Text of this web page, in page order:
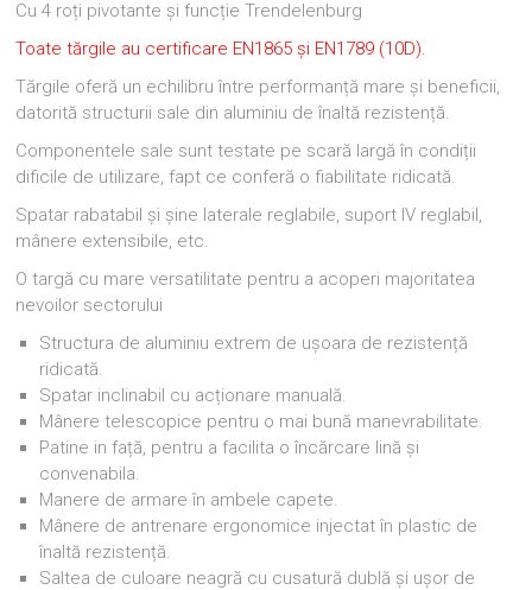
Cu 4 roți pivotante și funcție Trendelenburg
Toate tărgile au certificare EN1865 și EN1789 (10D).
Tărgile oferă un echilibru între performanță mare și beneficii,
datorită structurii sale din aluminiu de înaltă rezistență.
Componentele sale sunt testate pe scară largă în condiții
dificile de utilizare, fapt ce conferă o fiabilitate ridicată.
Spatar rabatabil și șine laterale reglabile, suport IV reglabil,
mânere extensibile, etc.
O targă cu mare versatilitate pentru a acoperi majoritatea
nevoilor sectorului
Structura de aluminiu extrem de ușoara de rezistență
ridicată.
Spatar inclinabil cu acționare manuală.
Mânere telescopice pentru o mai bună manevrabilitate.
Patine in față, pentru a facilita o încărcare lină și
convenabila.
Manere de armare în ambele capete.
Mânere de antrenare ergonomice injectat în plastic de
înaltă rezistență.
Saltea de culoare neagră cu cusatură dublă și ușor de